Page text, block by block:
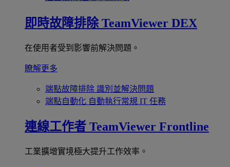
即時故障排除 TeamViewer DEX
在使用者受到影響前解決問題。
瞭解更多
端點故障排除 識別並解決問題
端點自動化 自動執行常規 IT 任務
連線工作者 TeamViewer Frontline
工業擴增實境極大提升工作效率。